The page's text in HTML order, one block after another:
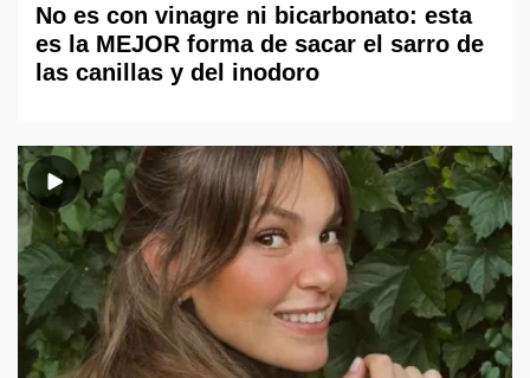
No es con vinagre ni bicarbonato: esta
es la MEJOR forma de sacar el sarro de
las canillas y del inodoro